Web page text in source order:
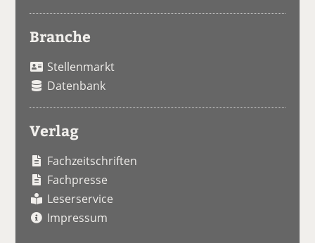
Branche
Stellenmarkt
Datenbank
Verlag
Fachzeitschriften
Fachpresse
Leserservice
Impressum